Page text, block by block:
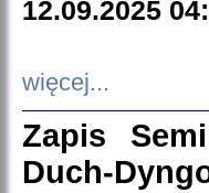
12.09.2025
więcej...
Zapis
Duch-